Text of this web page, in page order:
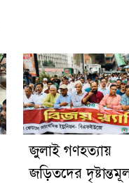
জুলাই গণহত্যায়
জড়িতদের